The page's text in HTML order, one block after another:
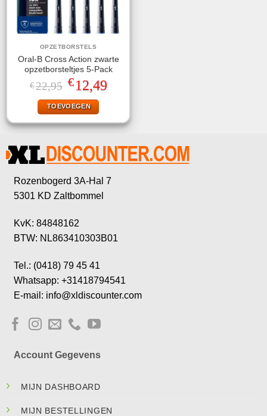
OPZETBORSTELS
Oral-B Cross Action zwarte
opzetborsteltjes 5-Pack
€22,95 Oorspronkelijke
prijs
was:
€22,95.
€12,49Huidige
prijs
TOEVOEGEN
Rozenbogerd 3A-Hal 7
5301 KD Zaltbommel
KvK: 84848162
BTW: NL863410303B01
Tel.: (0418) 79 45 41
Whatsapp: +31418794541
E-mail: info@xldiscounter.com
Account Gegevens
MIJN DASHBOARD
MIJN BESTELLINGEN